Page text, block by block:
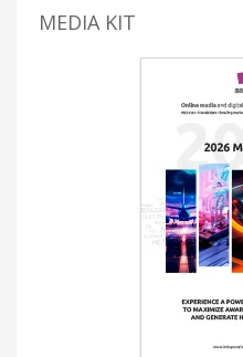
MEDIA KIT